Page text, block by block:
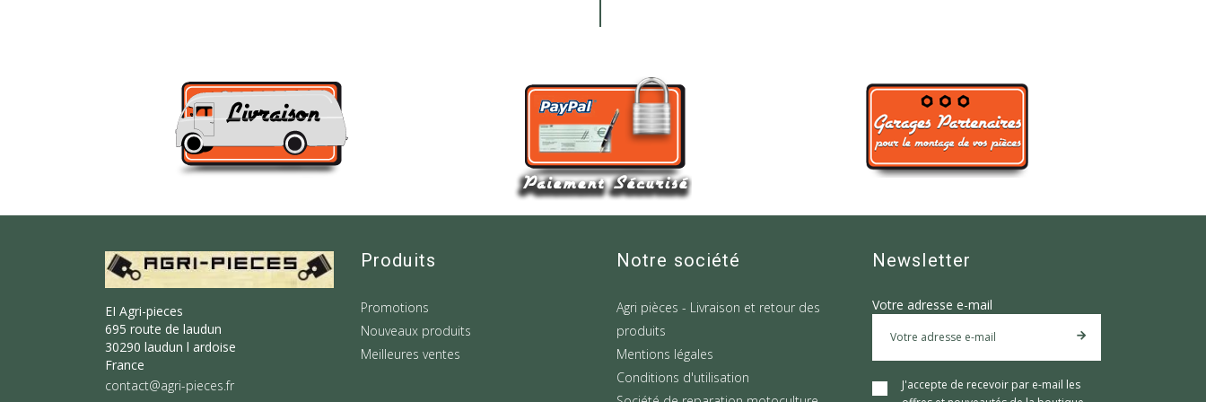
EI Agri-pieces
695 route de laudun
30290 laudun l ardoise
France
contact@agri-pieces.fr
Produits
Promotions
Nouveaux produits
Meilleures ventes
Notre société
Agri pièces - Livraison et retour des
produits
Mentions légales
Conditions d'utilisation
Newsletter
Votre adresse e-mail
J'accepte de recevoir par e-mail les